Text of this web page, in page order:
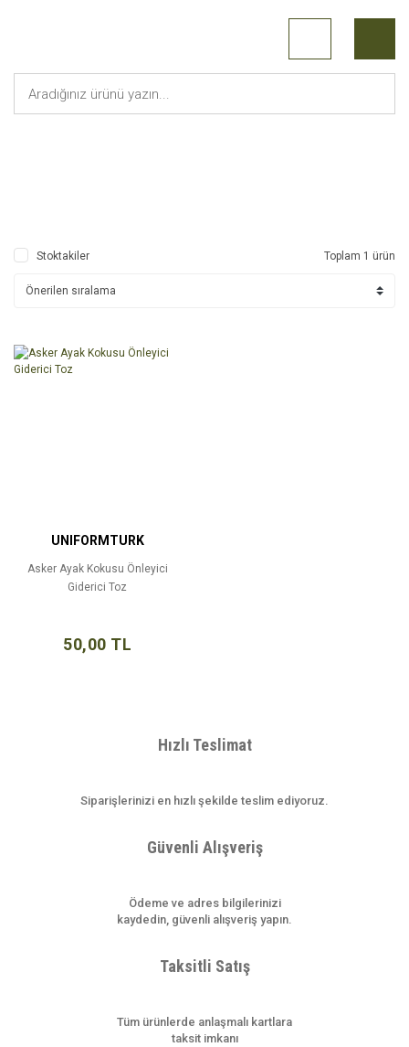
Stoktakiler Toplam 1 ürün
UNIFORMTURK
Asker Ayak Kokusu Önleyici
Giderici Toz
50,00 TL
Hızlı Teslimat
Siparişlerinizi en hızlı şekilde teslim ediyoruz.
Güvenli Alışveriş
Ödeme ve adres bilgilerinizi
kaydedin, güvenli alışveriş yapın.
Taksitli Satış
Tüm ürünlerde anlaşmalı kartlara
taksit imkanı